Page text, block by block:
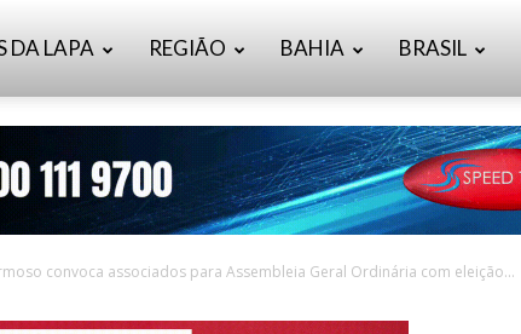
DA LAPA REGIÃO BAHIA BRASIL
convoca associados para Assembleia Geral Ordinária com eleição...